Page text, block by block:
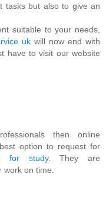
tasks but also to give an
suitable to your needs,
uk will now end with
have to visit our website
then online
option to request for
for study. They are
on time.